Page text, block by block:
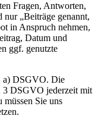
Fragen, Antworten,
„Beiträge genannt,
in Anspruch nehmen,
Datum und
ggf. genutzte
a) DSGVO. Die
3 DSGVO jederzeit mit
Sie uns